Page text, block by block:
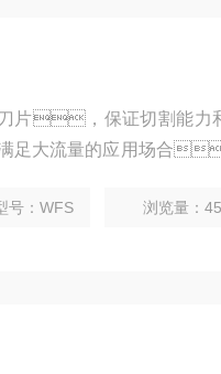
刀片，保证切割能
大流量的应用场合
：WFS 浏览量：